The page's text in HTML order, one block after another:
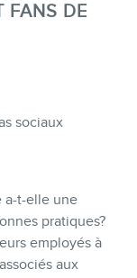
FANS DE
sociaux
a-t-elle une
pratiques?
employés à
aux